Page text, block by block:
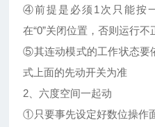
④前提是必须1次只能按
在“0”关闭位置，否则运行不
⑤其连动模式的工作状态要
式上面的先动开关为准
2、六度空间一起动
①只要事先设定好数位操作